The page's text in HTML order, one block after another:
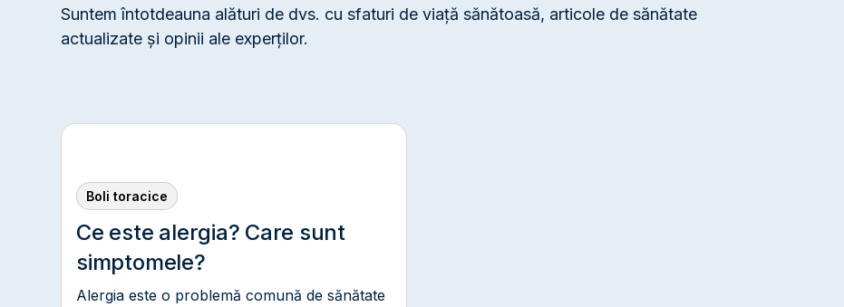
Suntem întotdeauna alături de dvs. cu sfaturi de viață sănătoasă, articole de sănătate
actualizate și opinii ale experților.
Boli toracice
Ce este alergia? Care sunt
simptomele?
Alergia este o problemă comună de sănătate